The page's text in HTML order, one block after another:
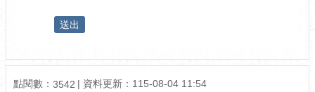
點閱數： 3542
資料更新：115-08-04 11:54